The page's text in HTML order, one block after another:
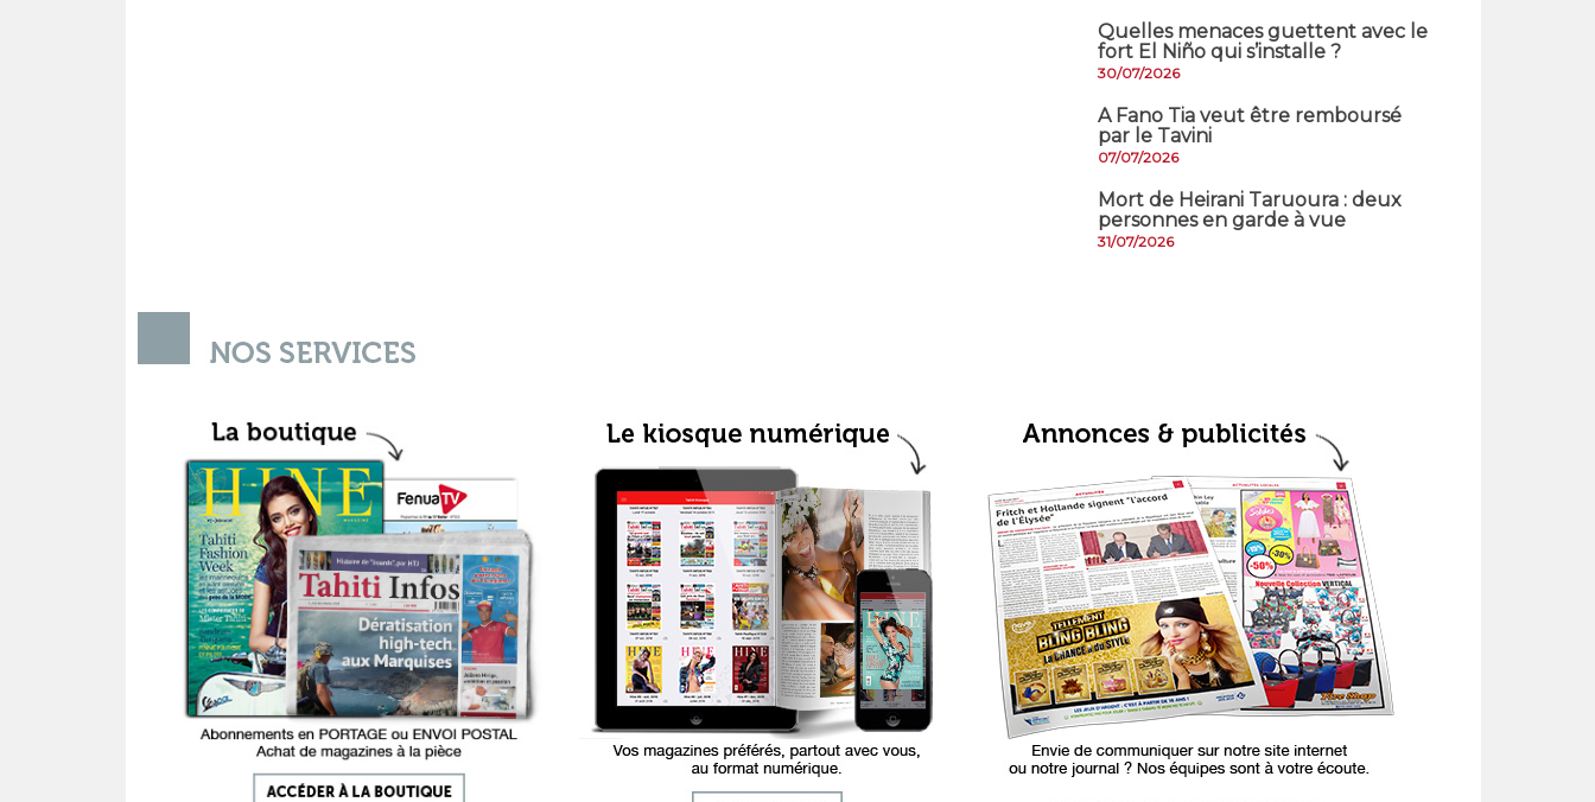
Quelles menaces guettent avec le
fort El Niño qui s’installe ?
30/07/2026
A Fano Tia veut être remboursé
par le Tavini
07/07/2026
Mort de Heirani Taruoura : deux
personnes en garde à vue
31/07/2026